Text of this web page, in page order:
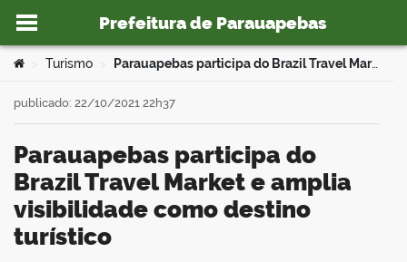
Ir para o conteúdo
Prefeitura de Parauapebas
portal
Você está aqui:
Turismo Parauapebas participa do Brazil Travel Market e amplia visibilidade como destino turístico
Parauapebas participa do
Brazil Travel Market e amplia
visibilidade como destino
turístico
publicado: 22/10/2021 22h37